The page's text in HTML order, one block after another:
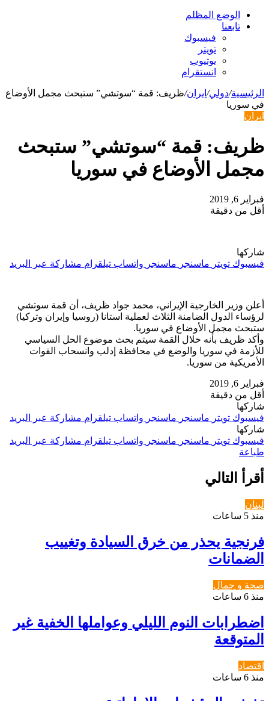
الوضع المظلم
تابعنا
فيسبوك
تويتر
يوتيوب
انستقرام
الرئيسية/دولي/ ايران/ظريف: قمة “سوتشي” ستبحث مجمل الأوضاع
في سوريا
ايران
ظريف: قمة “سوتشي” ستبحث
مجمل الأوضاع في سوريا
فبراير 6, 2019
أقل من دقيقة
شاركها
فيسبوك تويتر ماسنجر ماسنجر واتساب تيلقرام مشاركة عبر البريد
أعلن وزير الخارجية الإيراني، محمد جواد ظريف، أن قمة سوتشي
لرؤساء الدول الضامنة الثلاث لعملية استانا (روسيا وإيران وتركيا)
ستبحث مجمل الأوضاع في سوريا.
وأكد ظريف بأنه خلال القمة سيتم بحث موضوع الحل السياسي
للأزمة في سوريا والوضع في محافظة إدلب وانسحاب القوات
الأمريكية من سوريا.
فبراير 6, 2019
أقل من دقيقة
شاركها
فيسبوك تويتر ماسنجر ماسنجر واتساب تيلقرام مشاركة عبر البريد
شاركها
فيسبوك تويتر ماسنجر ماسنجر واتساب تيلقرام مشاركة عبر البريد
طباعة
أقرأ التالي
لبنان
منذ 5 ساعات
فرنجية يحذر من خرق السيادة وتغييب
الضمانات
صحة و جمال
منذ 6 ساعات
اضطرابات النوم الليلي وعواملها الخفية غير
المتوقعة
اقتصاد
منذ 6 ساعات